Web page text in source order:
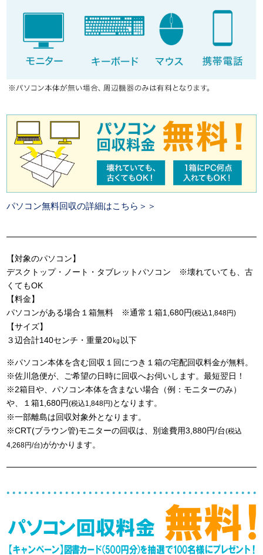
パソコン無料回収の詳細はこちら＞＞
【対象のパソコン】
デスクトップ・ノート・タブレットパソコン ※壊れていても、古
くてもOK
【料金】
パソコンがある場合１箱無料 ※通常１箱1,680円(税込1,848円)
【サイズ】
３辺合計140センチ・重量20㎏以下
※パソコン本体を含む回収１回につき１箱の宅配回収料金が無料。
※佐川急便が、ご希望の日時に回収へお伺いします。最短翌日！
※2箱目や、パソコン本体を含まない場合（例：モニターのみ）
や、１箱1,680円(税込1,848円)となります。
※一部離島は回収対象外となります。
※CRT(ブラウン管)モニターの回収は、別途費用3,880円/台(税込
4,268円/台)がかかります。